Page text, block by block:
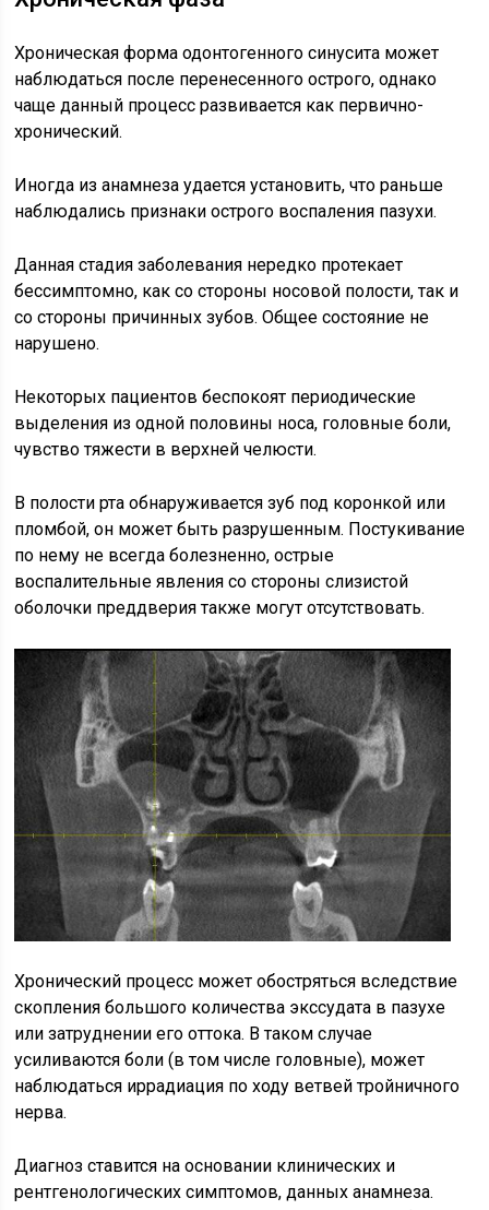
Хроническая форма одонтогенного синусита может
наблюдаться после перенесенного острого, однако
чаще данный процесс развивается как первично-
хронический.
Иногда из анамнеза удается установить, что раньше
наблюдались признаки острого воспаления пазухи.
Данная стадия заболевания нередко протекает
бессимптомно, как со стороны носовой полости, так и
со стороны причинных зубов. Общее состояние не
нарушено.
Некоторых пациентов беспокоят периодические
выделения из одной половины носа, головные боли,
чувство тяжести в верхней челюсти.
В полости рта обнаруживается зуб под коронкой или
пломбой, он может быть разрушенным. Постукивание
по нему не всегда болезненно, острые
воспалительные явления со стороны слизистой
оболочки преддверия также могут отсутствовать.
Хронический процесс может обостряться вследствие
скопления большого количества экссудата в пазухе
или затруднении его оттока. В таком случае
усиливаются боли (в том числе головные), может
наблюдаться иррадиация по ходу ветвей тройничного
нерва.
Диагноз ставится на основании клинических и
рентгенологических симптомов, данных анамнеза.